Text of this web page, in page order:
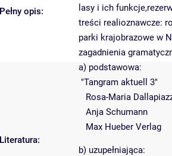
Pełny opis:
lasy i ich
treści realioznawcze:
parki krajobrazowe w
zagadnienia
Literatura:
a) podstawowa:
"Tangram aktuell 3"
Rosa-Maria
Anja Schumann
Max Hueber Verlag
b) uzupełniająca: